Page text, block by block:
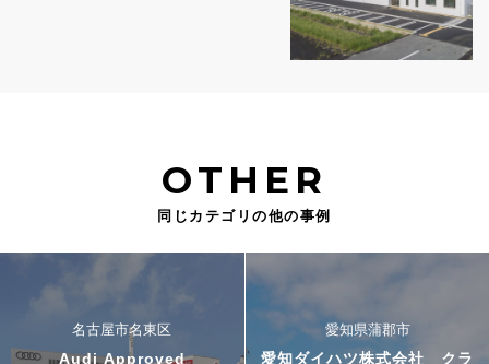
OTHER
同じカテゴリの他の事例
名古屋市名東区
Audi Approved
愛知県蒲郡市
愛知ダイハツ株式会社 クラ